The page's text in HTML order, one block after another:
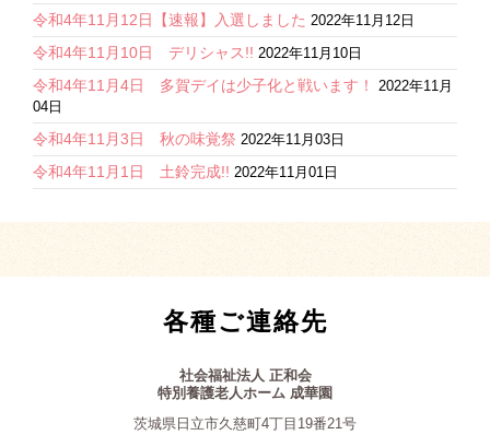
令和4年11月12日【速報】入選しました 2022年11月12日
令和4年11月10日 デリシャス!! 2022年11月10日
令和4年11月4日 多賀デイは少子化と戦います！
2022年11月
04日
令和4年11月3日 秋の味覚祭 2022年11月03日
令和4年11月1日 土鈴完成!! 2022年11月01日
各種ご連絡先
社会福祉法人 正和会
特別養護老人ホーム 成華園
茨城県日立市久慈町4丁目19番21号